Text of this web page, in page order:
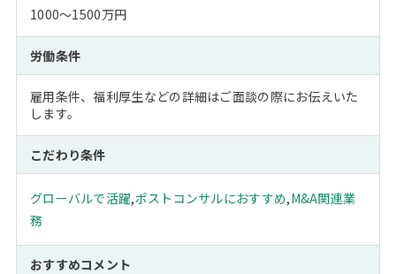
1000～1500万円
労働条件
雇用条件、福利厚生などの詳細はご面談の際にお伝えいた
します。
こだわり条件
グローバルで活躍,ポストコンサルにおすすめ,M&A関連業
務
おすすめコメント